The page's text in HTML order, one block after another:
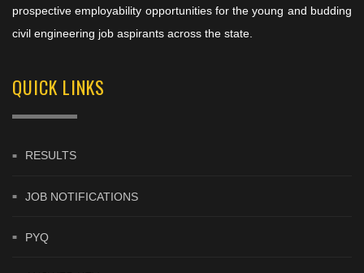
prospective employability opportunities for the young and budding
civil engineering job aspirants across the state.
QUICK LINKS
RESULTS
JOB NOTIFICATIONS
PYQ